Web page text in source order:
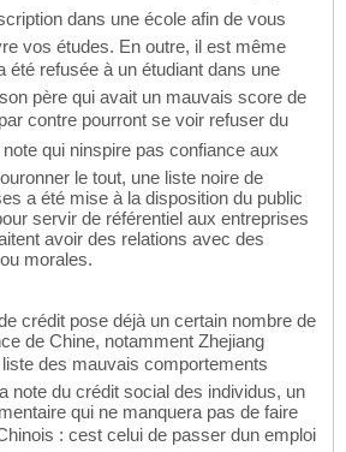
dans une école afin de vous
vos études. En outre, il est même
été refusée à un étudiant dans une
père qui avait un mauvais score de
contre pourront se voir refuser du
qui ninspire pas confiance aux
le tout, une liste noire de
a été mise à la disposition du public
servir de référentiel aux entreprises
avoir des relations avec des
morales.
crédit pose déjà un certain nombre de
de Chine, notamment Zhejiang
liste des mauvais comportements
note du crédit social des individus, un
qui ne manquera pas de faire
: cest celui de passer dun emploi